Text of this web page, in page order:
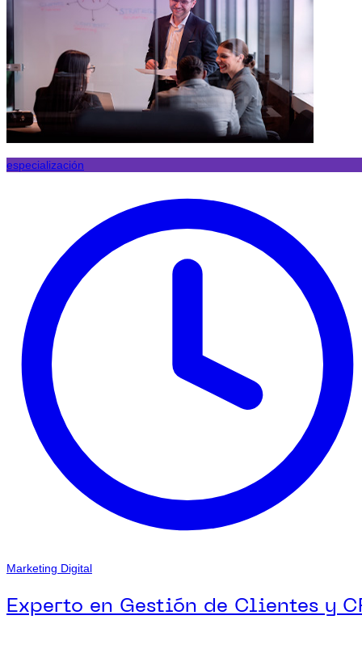
especialización
Marketing Digital
Experto en Gestión de Clientes y